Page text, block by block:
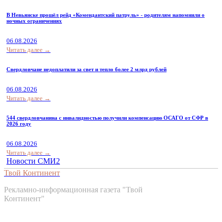
В Невьянске прошёл рейд «Комендантский патруль» - родителям напомнили о
ночных ограничениях
06.08.2026
Читать далее →
Свердловчане недоплатили за свет и тепло более 2 млрд рублей
06.08.2026
Читать далее →
544 свердловчанина с инвалидностью получили компенсацию ОСАГО от СФР в
2026 году
06.08.2026
Читать далее →
Новости СМИ2
Твой Континент
Рекламно-информационная газета "Твой
Континент"